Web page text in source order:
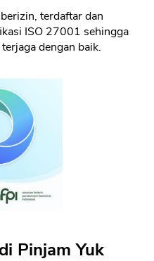
terdaftar dan
ISO 27001 sehingga
dengan baik.
Pinjam Yuk